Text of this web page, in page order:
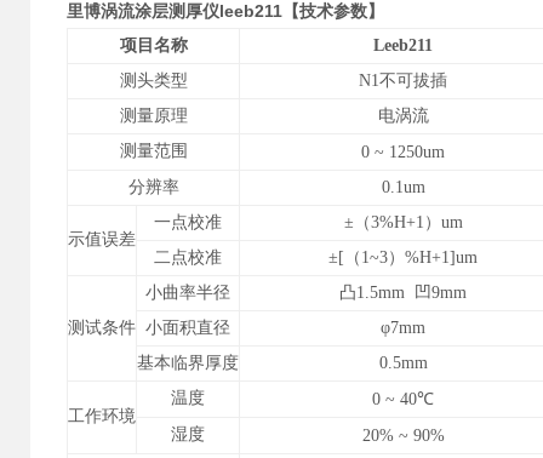
里博涡流涂层测厚仪leeb211 【技术参数】
项目名称
Leeb211
测头类型
N1不可拔插
测量原理
电涡流
测量范围
0 ~ 1250um
分辨率
0.1um
示值误差
一点校准
±（3%H+1）um
二点校准
±[（1~3）%H+1]um
测试条件
小曲率半径
凸1.5mm 凹9mm
小面积直径
φ7mm
基本临界厚度
0.5mm
工作环境
温度 0 ~ 40℃
湿度
20% ~ 90%